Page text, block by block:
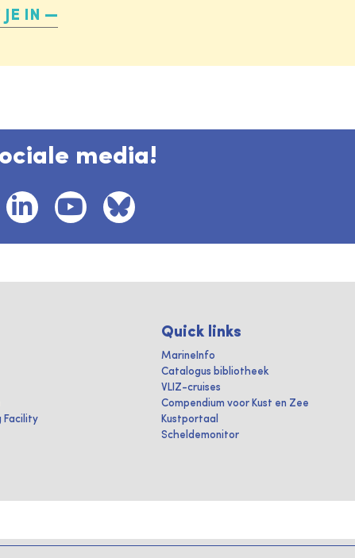
IN
media!
Facility
Quick links
MarineInfo
Catalogus bibliotheek
VLIZ-cruises
Compendium voor Kust en Zee
Kustportaal
Scheldemonitor